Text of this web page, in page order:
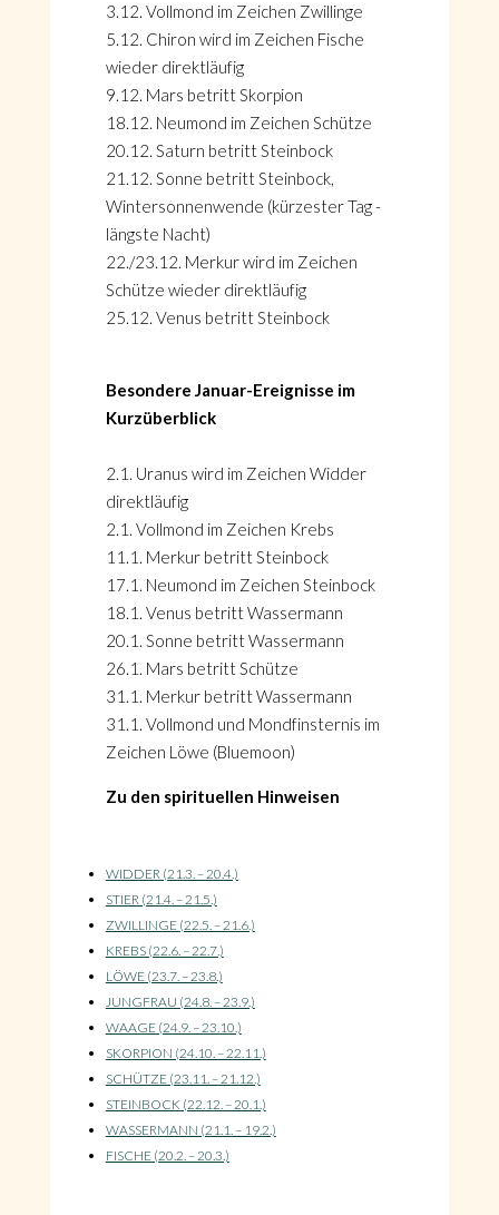
3.12. Vollmond im Zeichen Zwillinge
5.12. Chiron wird im Zeichen Fische
wieder direktläufig
9.12. Mars betritt Skorpion
18.12. Neumond im Zeichen Schütze
20.12. Saturn betritt Steinbock
21.12. Sonne betritt Steinbock,
Wintersonnenwende (kürzester Tag -
längste Nacht)
22./23.12. Merkur wird im Zeichen
Schütze wieder direktläufig
25.12. Venus betritt Steinbock
Besondere Januar-Ereignisse im
Kurzüberblick
2.1. Uranus wird im Zeichen Widder
direktläufig
2.1. Vollmond im Zeichen Krebs
11.1. Merkur betritt Steinbock
17.1. Neumond im Zeichen Steinbock
18.1. Venus betritt Wassermann
20.1. Sonne betritt Wassermann
26.1. Mars betritt Schütze
31.1. Merkur betritt Wassermann
31.1. Vollmond und Mondfinsternis im
Zeichen Löwe (Bluemoon)
Zu den spirituellen Hinweisen
WIDDER (21.3. – 20.4.)
STIER (21.4. – 21.5.)
ZWILLINGE (22.5. – 21.6.)
KREBS (22.6. – 22.7.)
LÖWE (23.7. – 23.8.)
JUNGFRAU (24.8. – 23.9.)
WAAGE (24.9. – 23.10.)
SKORPION (24.10. – 22.11.)
SCHÜTZE (23.11. – 21.12.)
STEINBOCK (22.12. – 20.1.)
WASSERMANN (21.1. – 19.2.)
FISCHE (20.2. – 20.3.)